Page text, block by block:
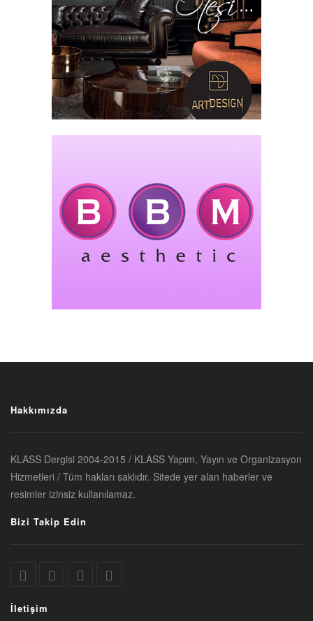
Hakkımızda
KLASS Dergisi 2004-2015 / KLASS Yapım, Yayın ve Organizasyon
Hizmetleri / Tüm hakları saklıdır. Sitede yer alan haberler ve
resimler izinsiz kullanılamaz.
Bizi Takip Edin
İletişim